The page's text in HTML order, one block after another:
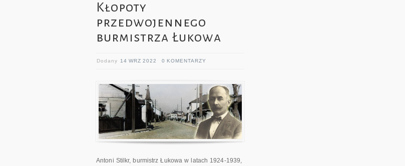
Kłopoty
przedwojennego
burmistrza Łukowa
Dodany 14 WRZ 2022 0 KOMENTARZY
Antoni Stilkr, burmistrz Łukowa w latach 1924-1939,